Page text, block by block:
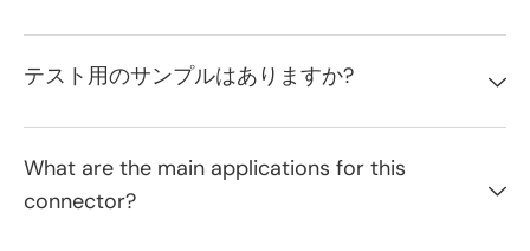
テスト用のサンプルはありますか?
What are the main applications for this
connector?